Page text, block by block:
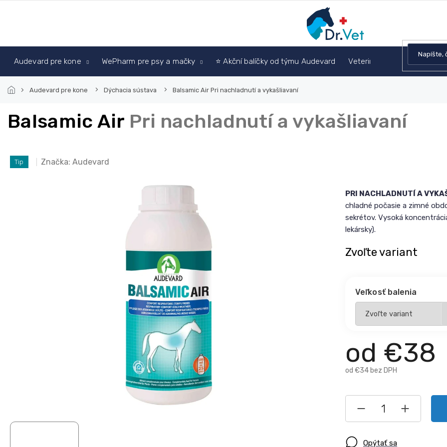
Audevard pre kone WePharm pre psy a mačky ⭐ Akční balíčky od týmu Audevard Veterinárna poradňa
Audevard pre kone Dýchacia sústava Balsamic Air Pri nachladnutí a vykašliavaní
Balsamic Air Pri nachladnutí a vykašliavaní
Tip Značka:Audevard
od €38
od €34 bez DPH
Zvoľte variant
Veľkosť balenia
PRI NACHLADNUTÍ A
chladné počasie a zimné
sekrétov. Vysoká
lekársky).
Opýtať sa